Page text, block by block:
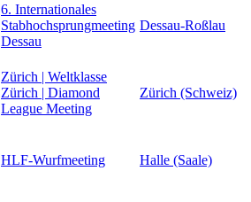
6. Internationales
Stabhochsprungmeeting
Dessau
Dessau-Roßlau
Zürich | Weltklasse
Zürich | Diamond
League Meeting
Zürich (Schweiz)
HLF-Wurfmeeting Halle (Saale)